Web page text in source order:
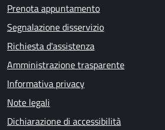
Prenota appuntamento
Segnalazione disservizio
Richiesta d'assistenza
Amministrazione trasparente
Informativa privacy
Note legali
Dichiarazione di accessibilità